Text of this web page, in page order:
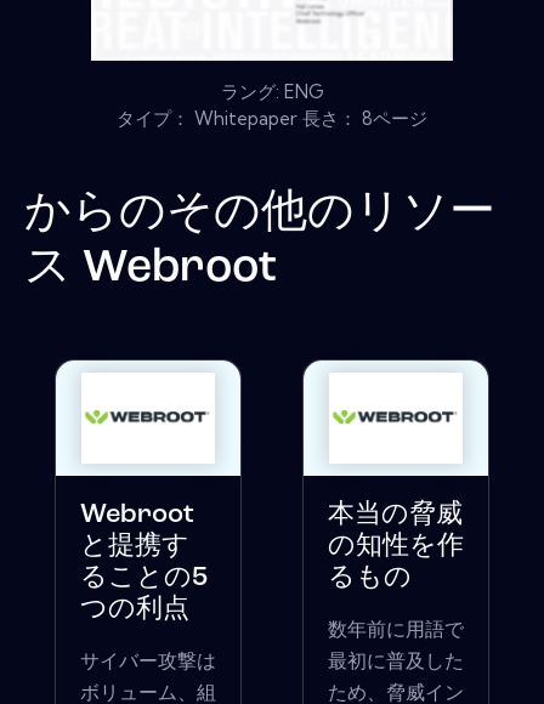
ラング: ENG
タイプ： Whitepaper 長さ： 8ページ
からのその他のリソー
ス Webroot
Webroot
と提携す
ることの5
つの利点
サイバー攻撃は
ボリューム、組
本当の脅威
の知性を作
るもの
数年前に用語で
最初に普及した
ため、脅威イン